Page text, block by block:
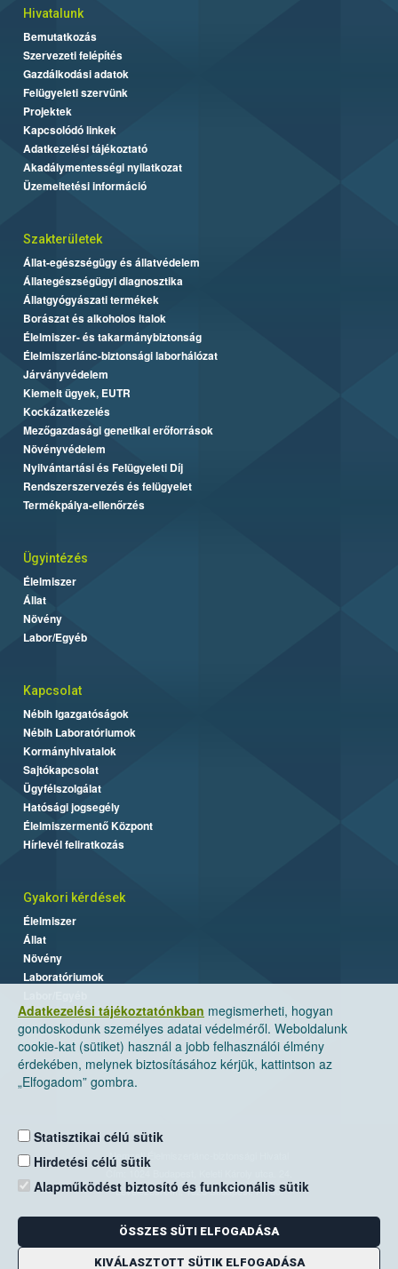
Adatkezelési tájékoztatónkban megismerheti, hogyan
gondoskodunk személyes adatai védelméről. Weboldalunk
cookie-kat (sütiket) használ a jobb felhasználói élmény
érdekében, melynek biztosításához kérjük, kattintson az
„Elfogadom” gombra.
Statisztikai célú sütik
Hirdetési célú sütik
Alapműködést biztosító és funkcionális sütik
ÖSSZES SÜTI ELFOGADÁSA
KIVÁLASZTOTT SÜTIK ELFOGADÁSA
Hivatalunk
Bemutatkozás
Szervezeti felépítés
Gazdálkodási adatok
Felügyeleti szervünk
Projektek
Kapcsolódó linkek
Adatkezelési tájékoztató
Akadálymentességi nyilatkozat
Üzemeltetési információ
Szakterületek
Állat-egészségügy és állatvédelem
Állategészségügyi diagnosztika
Állatgyógyászati termékek
Borászat és alkoholos italok
Élelmiszer- és takarmánybiztonság
Élelmiszerlánc-biztonsági laborhálózat
Járványvédelem
Kiemelt ügyek, EUTR
Kockázatkezelés
Mezőgazdasági genetikai erőforrások
Növényvédelem
Nyilvántartási és Felügyeleti Díj
Rendszerszervezés és felügyelet
Termékpálya-ellenőrzés
Ügyintézés
Élelmiszer
Állat
Növény
Labor/Egyéb
Kapcsolat
Nébih Igazgatóságok
Nébih Laboratóriumok
Kormányhivatalok
Sajtókapcsolat
Ügyfélszolgálat
Hatósági jogsegély
Élelmiszermentő Központ
Hírlevél feliratkozás
Gyakori kérdések
Élelmiszer
Állat
Növény
Laboratóriumok
Nemzeti Élelmiszerlánc-biztonsági Hivatal
Levelezési cím: 1525 Budapest. Pf. 30.
E-mail:ugyfelszolgalat@nebih.gov.hu
Zöld szám: 06-80/263-244